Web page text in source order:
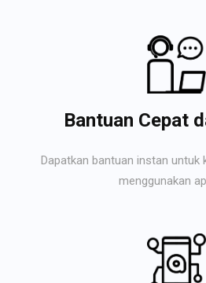
Bantuan Cepat
Dapatkan bantuan instan untuk
menggunakan